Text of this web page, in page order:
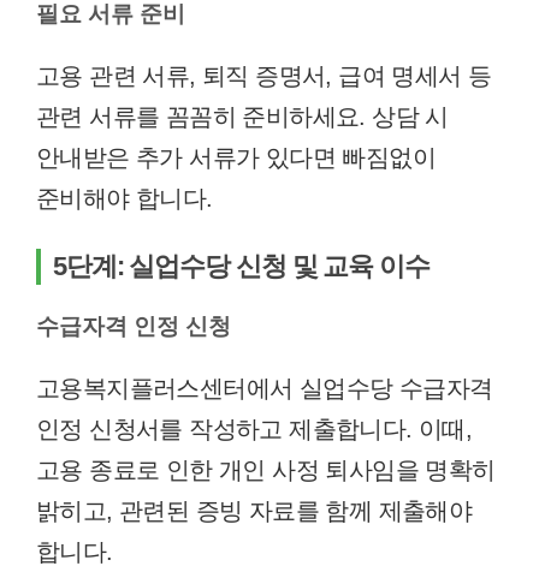
필요 서류 준비
고용 관련 서류, 퇴직 증명서, 급여 명세서 등
관련 서류를 꼼꼼히 준비하세요. 상담 시
안내받은 추가 서류가 있다면 빠짐없이
준비해야 합니다.
5단계: 실업수당 신청 및 교육 이수
수급자격 인정 신청
고용복지플러스센터에서 실업수당 수급자격
인정 신청서를 작성하고 제출합니다. 이때,
고용 종료로 인한 개인 사정 퇴사임을 명확히
밝히고, 관련된 증빙 자료를 함께 제출해야
합니다.